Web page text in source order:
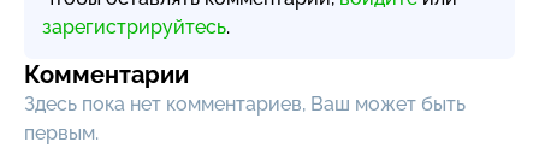
зарегистрируйтесь.
Комментарии
Здесь пока нет комментариев, Ваш может быть
первым.